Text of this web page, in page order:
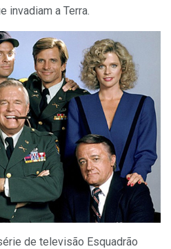
invadiam a Terra.
de televisão Esquadrão